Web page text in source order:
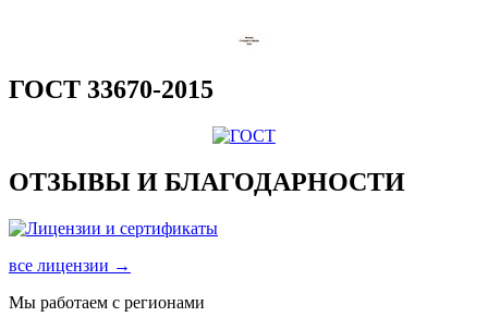
ГОСТ 33670-2015
ОТЗЫВЫ И БЛАГОДАРНОСТИ
все лицензии →
Мы работаем с регионами